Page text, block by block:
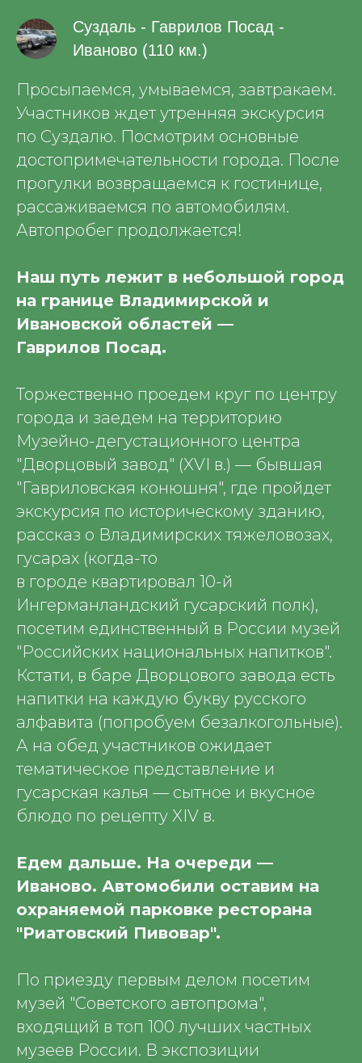
Суздаль - Гаврилов Посад -
Иваново (110 км.)
Просыпаемся, умываемся, завтракаем.
Участников ждет утренняя экскурсия
по Суздалю. Посмотрим основные
достопримечательности города. После
прогулки возвращаемся к гостинице,
рассаживаемся по автомобилям.
Автопробег продолжается!
Наш путь лежит в небольшой город
на границе Владимирской и
Ивановской областей —
Гаврилов Посад.
Торжественно проедем круг по центру
города и заедем на территорию
Музейно-дегустационного центра
"Дворцовый завод" (XVI в.) — бывшая
"Гавриловская конюшня", где пройдет
экскурсия по историческому зданию,
рассказ о Владимирских тяжеловозах,
гусарах (когда-то
в городе квартировал 10-й
Ингерманландский гусарский полк),
посетим единственный в России музей
"Российских национальных напитков".
Кстати, в баре Дворцового завода есть
напитки на каждую букву русского
алфавита (попробуем безалкогольные).
А на обед участников ожидает
тематическое представление и
гусарская калья — сытное и вкусное
блюдо по рецепту XIV в.
Едем дальше. На очереди —
Иваново. Автомобили оставим на
охраняемой парковке ресторана
"Риатовский Пивовар".
По приезду первым делом посетим
музей "Советского автопрома",
входящий в топ 100 лучших частных
музеев России. В экспозиции